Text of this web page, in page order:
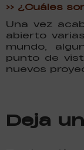
>> ¿Cuáles
Una vez
abierto
mundo,
punto de
nuevos
Deja